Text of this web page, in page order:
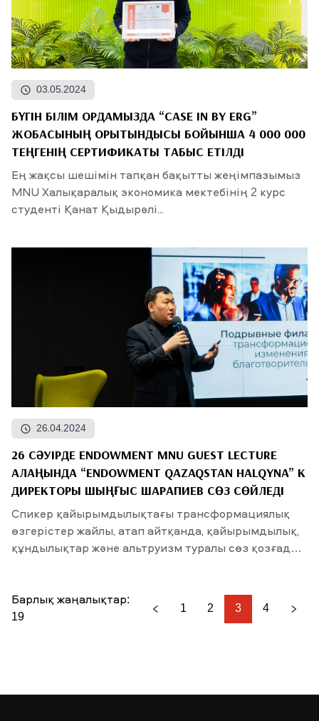
03.05.2024
БҮГІН БІЛІМ ОРДАМЫЗДА “CASE IN BY ERG”
ЖОБАСЫНЫҢ ҚОРЫТЫНДЫСЫ БОЙЫНША 4 000 000
ТЕҢГЕНІҢ СЕРТИФИКАТЫ ТАБЫС ЕТІЛДІ
Ең жақсы шешімін тапқан бақытты жеңімпазымыз
MNU Халықаралық экономика мектебінің 2 курс
студенті Қанат Қыдырәлі...
26.04.2024
26 СӘУІРДЕ ENDOWMENT MNU GUEST LECTURE
АЛАҢЫНДА “ENDOWMENT QAZAQSTAN HALQYNA” КҚ
ДИРЕКТОРЫ ШЫҢҒЫС ШАРАПИЕВ СӨЗ СӨЙЛЕДІ
Спикер қайырымдылықтағы трансформациялық
өзгерістер жайлы, атап айтқанда, қайырымдылық,
құндылықтар және альтруизм туралы сөз қозғады.
Барлық жаңалықтар:
19
1 2 3 4